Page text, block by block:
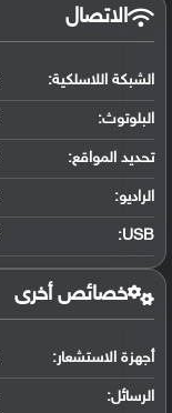
الاتصال
الشبكة اللاسلكية:
البلوتوث:
تحديد المواقع:
الراديو:
USB
:
خصائص أخرى
أجهزة الاستشعار:
الرسائل: